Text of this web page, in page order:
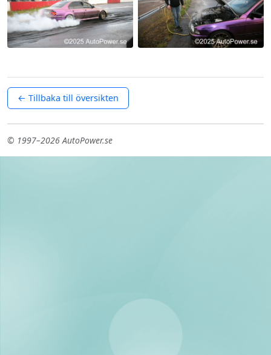
← Tillbaka till översikten
© 1997–2026 AutoPower.se